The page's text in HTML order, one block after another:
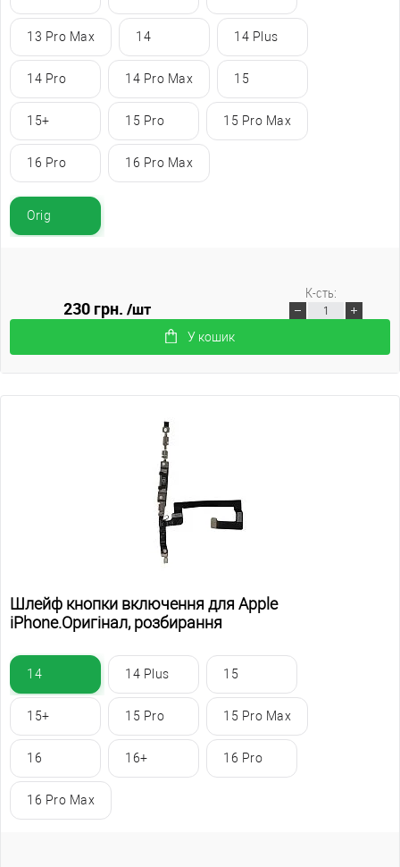
13 Pro Max 14 14 Plus
14 Pro 14 Pro Max 15
15+ 15 Pro 15 Pro Max
16 Pro 16 Pro Max
Orig
230 грн./шт
У кошик
К-сть:
Шлейф кнопки включення для Apple
iPhone.Оригінал, розбирання
14 14 Plus 15
15+ 15 Pro 15 Pro Max
16 16+ 16 Pro
16 Pro Max